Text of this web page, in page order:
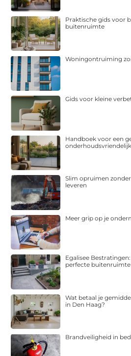
Praktische gids voor
buitenruimte
Woningontruiming
Gids voor kleine
Handboek voor een
Slim opruimen
leveren
Meer grip op je
Egalisee
perfecte buitenruimte
Wat betaal je
in Den Haag?
Brandveiligheid in